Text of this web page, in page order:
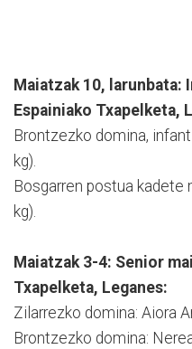
Maiatzak 10, larunbata:
Espainiako Txapelketa,
Brontzezko domina,
kg).
Bosgarren postua kadete
kg).
Maiatzak 3-4: Senior
Txapelketa, Leganes:
Zilarrezko domina: Aiora
Brontzezko domina: